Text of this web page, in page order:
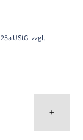
UStG. zzgl.
+